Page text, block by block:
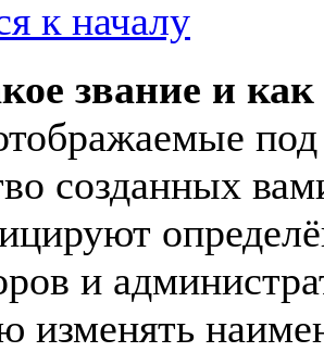
к началу
звание и
созданных
и
изменять